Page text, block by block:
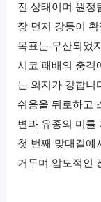
진 상태이며 원정
장 먼저 강등이
목표는 무산되었
시코 패배의 충격
는 의지가 강합니
쉬움을 뒤로하고
변과 유종의 미를
첫 번째 맞대결에
거두며 압도적인